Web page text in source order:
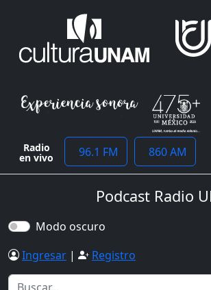
Radio
en vivo 96.1 FM 860 AM
Podcast Radio
Modo oscuro
Ingresar | Registro